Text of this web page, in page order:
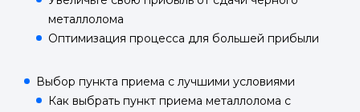
металлолома
Оптимизация процесса для большей прибыли
Выбор пункта приема с лучшими условиями
Как выбрать пункт приема металлолома с